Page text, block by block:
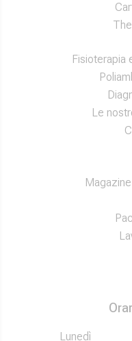
Fisioterapia
Le
Lunedì